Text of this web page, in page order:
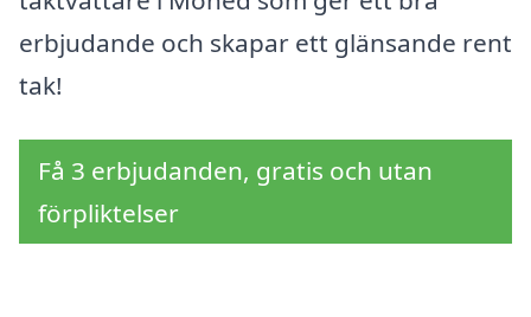
erbjudande och skapar ett glänsande rent
tak!
Få 3 erbjudanden, gratis och utan
förpliktelser